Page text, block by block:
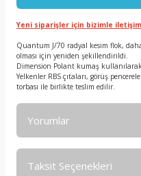
Yeni siparişler için bizimle
Quantum J/70 radyal kesim flok,
olması için yeniden şekillendirildi.
Dimension Polant kumaş
Yelkenler RBS çıtaları, görüş
torbası ile birlikte teslim edilir.
Yorumlar
Taksit Seçenekleri